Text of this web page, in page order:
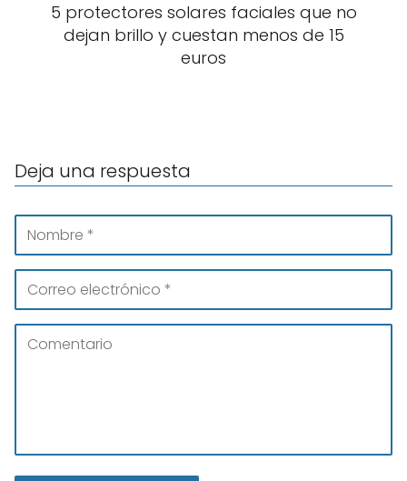
5 protectores solares faciales que no
dejan brillo y cuestan menos de 15
euros
Deja una respuesta